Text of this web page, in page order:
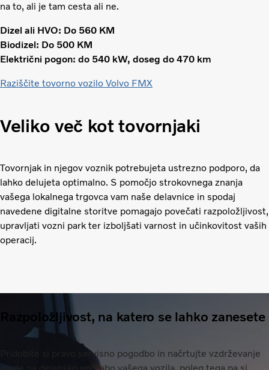
na to, ali je tam cesta ali ne.
Dizel ali HVO: Do 560 KM
Biodizel: Do 500 KM
Električni pogon: do 540 kW, doseg do 470 km
Raziščite tovorno vozilo Volvo FMX
Veliko več kot tovornjaki
Tovornjak in njegov voznik potrebujeta ustrezno podporo, da
lahko delujeta optimalno. S pomočjo strokovnega znanja
vašega lokalnega trgovca vam naše delavnice in spodaj
navedene digitalne storitve pomagajo povečati razpoložljivost,
upravljati vozni park ter izboljšati varnost in učinkovitost vaših
operacij.
Razpoložljivost, na katero se lahko zanesete
Pridobite si pravo servisno pogodbo in načrtujte vzdrževanje